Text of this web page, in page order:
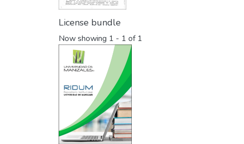
License bundle
Now showing 1 - 1 of 1